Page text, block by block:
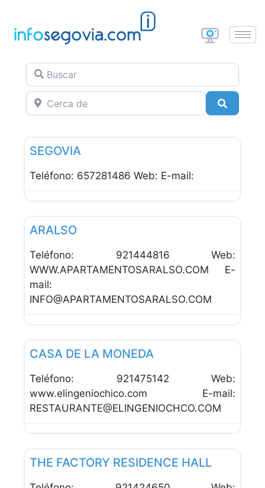
Buscar
Cerca de
SEGOVIA
Teléfono: 657281486 Web: E-mail:
ARALSO
Teléfono: 921444816 Web:
WWW.APARTAMENTOSARALSO.COM E-
mail:
INFO@APARTAMENTOSARALSO.COM
CASA DE LA MONEDA
Teléfono: 921475142 Web:
www.elingeniochico.com E-mail:
RESTAURANTE@ELINGENIOCHCO.COM
THE FACTORY RESIDENCE HALL